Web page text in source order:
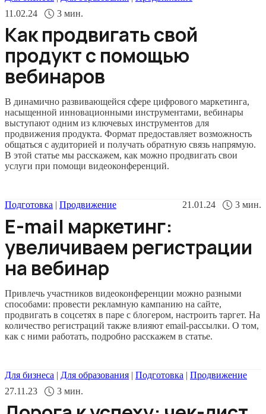
11.02.24
3 мин.
Как продвигать свой
продукт с помощью
вебинаров
В динамично развивающейся сфере цифрового маркетинга,
насыщенной инновационными инструментами, вебинары
выступают одним из ключевых инструментов для
продвижения продукта. Формат предоставляет возможность
общаться с аудиторией и получать обратную связь напрямую.
В этой статье мы расскажем, как можно продвигать свои
услуги при помощи видеоконференций.
Подготовка | Продвижение 21.01.24 3 мин.
E-mail маркетинг:
увеличиваем регистрации
на вебинар
Привлечь участников видеоконференции можно разными
способами: провести рекламную кампанию на сайте,
продвигать в соцсетях в паре с блогером, настроить таргет. На
количество регистраций также влияют email-рассылки. О том,
как с ними работать, подробно расскажем в статье.
Для бизнеса | Для образования | Подготовка | Продвижение
27.11.23
3 мин.